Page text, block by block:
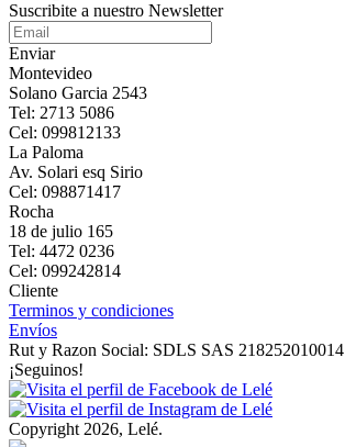
Suscribite a nuestro Newsletter
Enviar
Montevideo
Solano Garcia 2543
Tel: 2713 5086
Cel: 099812133
La Paloma
Av. Solari esq Sirio
Cel: 098871417
Rocha
18 de julio 165
Tel: 4472 0236
Cel: 099242814
Cliente
Terminos y condiciones
Envíos
Rut y Razon Social: SDLS SAS 218252010014
¡Seguinos!
Copyright 2026, Lelé.